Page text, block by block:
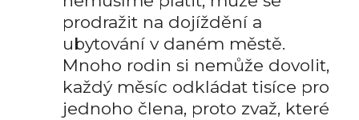
prodražit na dojíždění a
ubytování v daném městě.
Mnoho rodin si nemůže dovolit,
každý měsíc odkládat tisíce pro
jednoho člena, proto zvaž, které